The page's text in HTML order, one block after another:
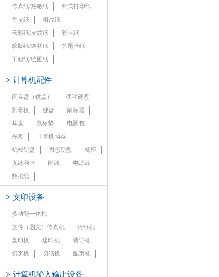
传真纸/热敏纸
针式打印纸
牛皮纸
相片纸
云彩纸/皮纹纸
彩卡纸
胶版纸/道林纸
答题卡纸
工程纸/绘图纸
> 计算机配件
闪存盘（优盘）
移动硬盘
刻录机
键盘
鼠标器
耳麦
鼠标垫
电脑包
光盘
计算机内存
机械硬盘
固态硬盘
机柜
无线网卡
网线
电源线
数据线
> 文印设备
多功能一体机
文件（图文）传真机
碎纸机
复印机
速印机
装订机
折页机
切纸机 配页机
> 计算机输入输出设备